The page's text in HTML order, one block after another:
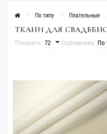
По типу Плательные
ТКАНИ ДЛЯ
Показать: Сортировка: